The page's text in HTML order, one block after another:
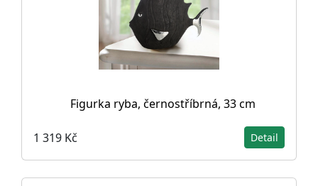
Figurka ryba, černostříbrná, 33 cm
1 319 Kč Detail